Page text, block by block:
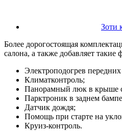
Зоти
Более дорогостоящая
салона, а также добавляет такие
Электроподогрев
Климатконтроль;
Панорамный люк в крыше
Парктроник в заднем
Датчик дождя;
Помощь при старте на
Круиз-контроль.